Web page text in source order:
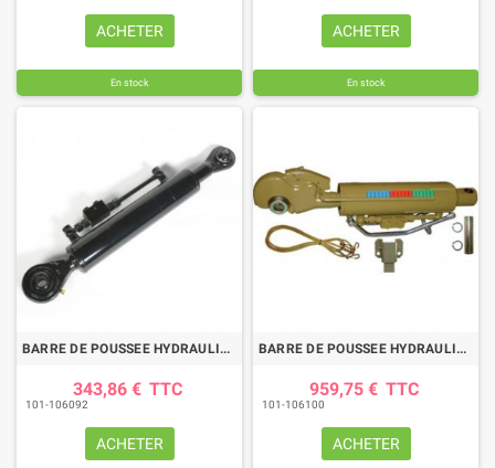
ACHETER
En stock
ACHETER
En stock
BARRE DE POUSSEE HYDRAULIQUE ROTULE-ROTULE LG 620-900 CAT2
343,86 € TTC
101-106092
ACHETER
BARRE DE POUSSEE HYDRAULIQUE SANS CHAPE-CROCHET LG 655-915 CAT3/2
959,75 € TTC
101-106100
ACHETER